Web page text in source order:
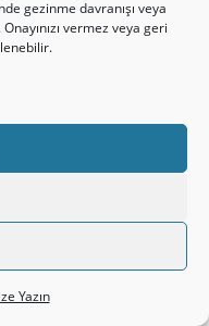
gezinme davranışı veya
vermez veya geri
Yazın
06:25
FELÇLI